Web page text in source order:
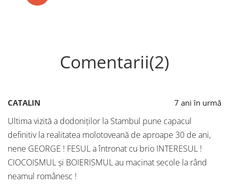
Comentarii(2)
CATALIN 7 ani în urmă
Ultima vizită a dodoniților la Stambul pune capacul
definitiv la realitatea molotoveană de aproape 30 de ani,
nene GEORGE ! FESUL a întronat cu brio INTERESUL !
CIOCOISMUL și BOIERISMUL au macinat secole la rând
neamul românesc !